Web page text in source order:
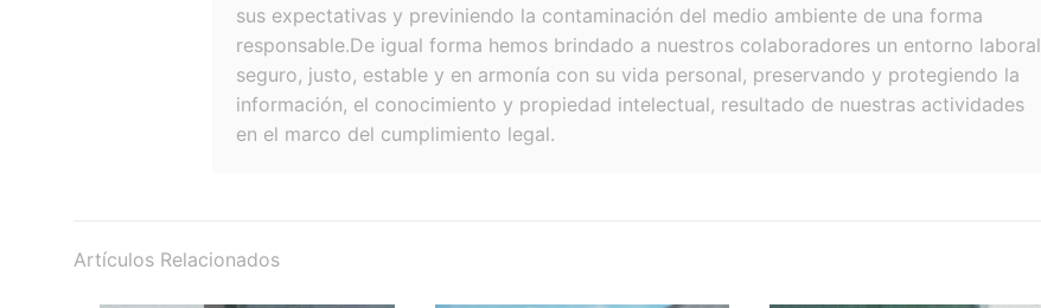
sus expectativas y previniendo la contaminación del medio ambiente de una forma
responsable.De igual forma hemos brindado a nuestros colaboradores un entorno laboral
seguro, justo, estable y en armonía con su vida personal, preservando y protegiendo la
información, el conocimiento y propiedad intelectual, resultado de nuestras actividades
en el marco del cumplimiento legal.
Artículos Relacionados